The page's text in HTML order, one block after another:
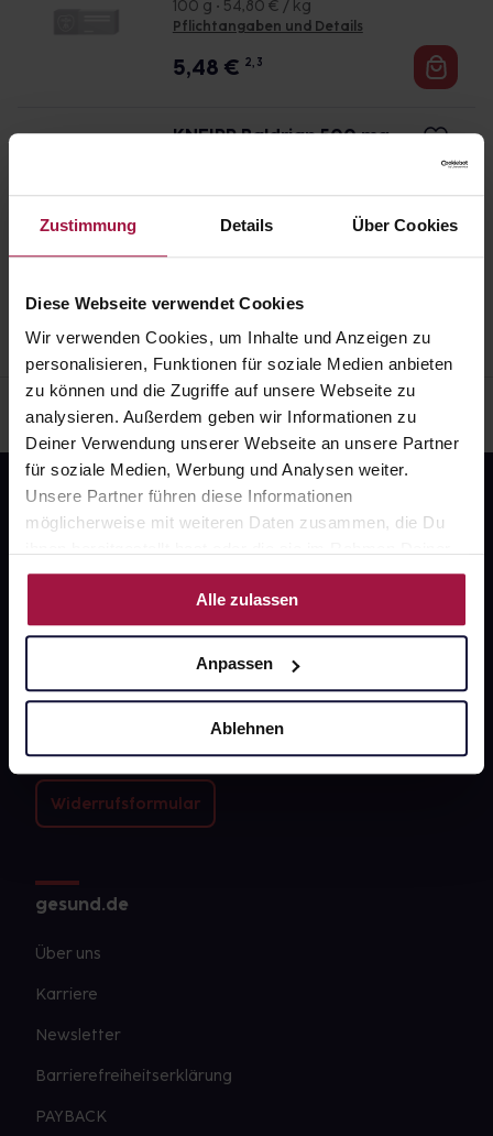
Zustimmung Details Über Cookies
Diese Webseite verwendet Cookies
Wir verwenden Cookies, um Inhalte und Anzeigen zu
personalisieren, Funktionen für soziale Medien anbieten
zu können und die Zugriffe auf unsere Webseite zu
analysieren. Außerdem geben wir Informationen zu
Deiner Verwendung unserer Webseite an unsere Partner
für soziale Medien, Werbung und Analysen weiter.
Unsere Partner führen diese Informationen
möglicherweise mit weiteren Daten zusammen, die Du
Nutzung der Dienste gesammelt haben.
Alle zulassen
Anpassen
Ablehnen
Auswirkungen oder Vorsichtsmaßnahmen.
Eine vom Arzt verordnete Dosierung kann von den
Angaben der Packungsbeilage abweichen. Da der
100 g • 54,80 € / kg
Pflichtangaben und Details
5,48 € 2, 3
KNEIPP Baldrian 500 mg
Fragen zu Deiner Bestellung?
Kontakt
Widerrufsformular
gesund.de
Über uns
Karriere
Newsletter
Barrierefreiheitserklärung
PAYBACK